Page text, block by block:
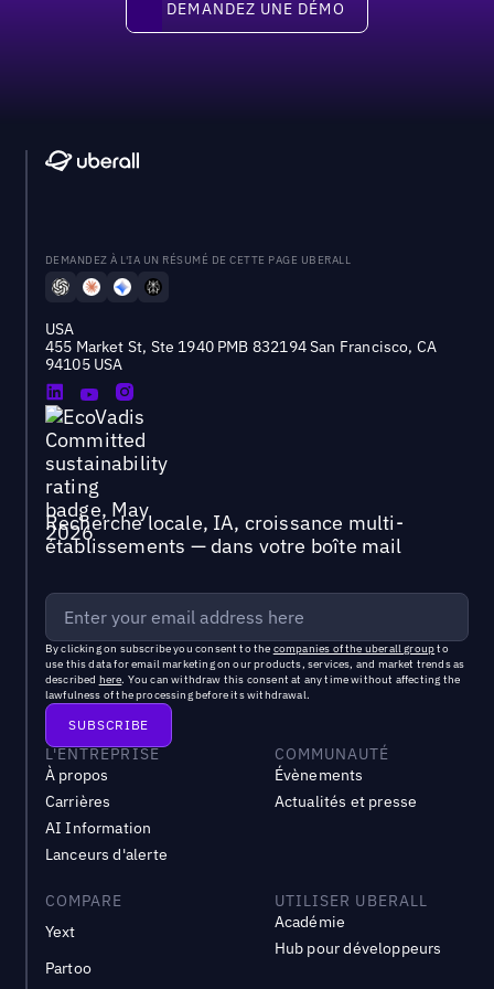
DEMANDEZ UNE DÉMO
DEMANDEZ À L'IA UN RÉSUMÉ DE CETTE PAGE UBERALL
USA
455 Market St, Ste 1940 PMB 832194 San Francisco, CA
94105 USA
Recherche locale, IA, croissance multi-
établissements — dans votre boîte mail
By clicking on subscribe you consent to the companies of the uberall groupto
use this data for email marketing on our products, services, and market trends as
described here. You can withdraw this consent at any time without affecting the
lawfulness of the processing before its withdrawal.
L'ENTREPRISE
À propos
Carrières
AI Information
Lanceurs d'alerte
COMMUNAUTÉ
Évènements
Actualités et presse
COMPARE
Yext
Partoo
UTILISER UBERALL
Académie
Hub pour développeurs